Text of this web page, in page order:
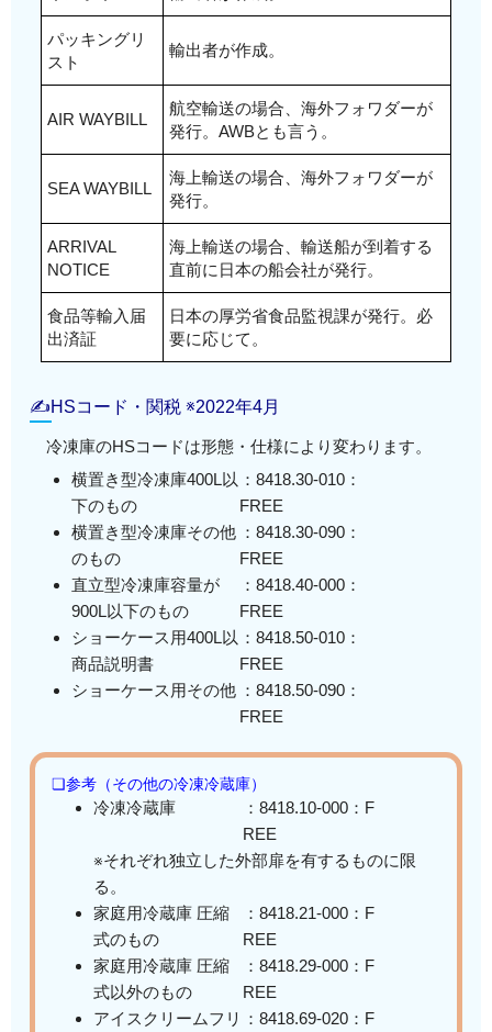
パッキングリ
スト
輸出者が作成。
AIR WAYBILL
航空輸送の場合、海外フォワダーが
発行。AWBとも言う。
SEA WAYBILL
海上輸送の場合、海外フォワダーが
発行。
ARRIVAL
NOTICE
海上輸送の場合、輸送船が到着する
直前に日本の船会社が発行。
食品等輸入届
出済証
日本の厚労省食品監視課が発行。必
要に応じて。
✍HSコード・関税 ※2022年4月
冷凍庫のHSコードは形態・仕様により変わります。
横置き型冷凍庫400L以
下のもの
：8418.30-010：
FREE
横置き型冷凍庫その他
のもの
：8418.30-090：
FREE
直立型冷凍庫容量が
900L以下のもの
：8418.40-000：
FREE
ショーケース用400L以
商品説明書
：8418.50-010：
FREE
ショーケース用その他 ：8418.50-090：
FREE
❏参考（その他の冷凍冷蔵庫）
冷凍冷蔵庫
：8418.10-000：F
REE
※それぞれ独立した外部扉を有するものに限
る。
家庭用冷蔵庫 圧縮
式のもの
：8418.21-000：F
REE
家庭用冷蔵庫 圧縮
式以外のもの
：8418.29-000：F
REE
アイスクリームフリ
：8418.69-020：F